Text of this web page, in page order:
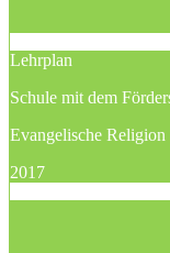
Lehrplan
Schule mit dem
Evangelische Religion
2017